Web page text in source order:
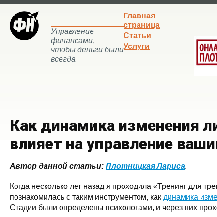
Управление
финансами,
чтобы деньги были
всегда
Главная
страница
Статьи
Услуги
Как динамика изменения
влияет на управление
Автор данной статьи: Плотницкая Лариса.
Когда несколько лет назад я проходила «Тренинг для
познакомилась с таким инструментом, как динамика
Стадии были определены психологами, и через них